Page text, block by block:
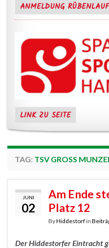
ANMELDUNG RÜBENLAUF
LINK ZU SEITE
TAG: TSV GROSS MUNZEL
JUNI
02
Am Ende
Platz 12
ByHiddestorfin
Der Hiddestorfer Eintracht